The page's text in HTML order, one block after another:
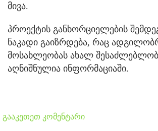
მივა.
პროექტის განხორციელების
ნაკადი გაიზრდება, რაც
მოსახლეობას ახალ
აღნიშნულია ინფორმაციაში.
გააკეთეთ კომენტარი